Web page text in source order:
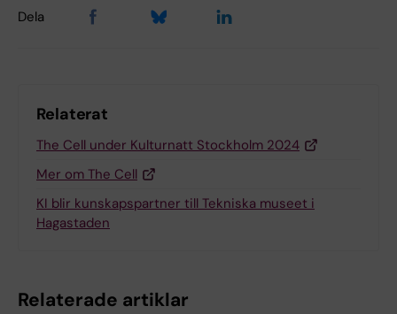
Dela
Relaterat
The Cell under Kulturnatt Stockholm 2024
Mer om The Cell
KI blir kunskapspartner till Tekniska museet i
Hagastaden
Relaterade artiklar